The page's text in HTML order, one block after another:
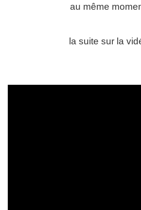
au même
la suite sur la